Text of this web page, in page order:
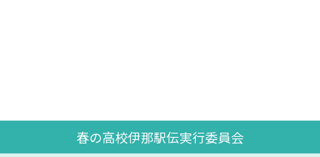
春の高校伊那駅伝実行委員会